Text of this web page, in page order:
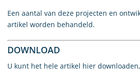
Een aantal van deze projecten en
artikel worden behandeld.
DOWNLOAD
U kunt het hele artikel hier